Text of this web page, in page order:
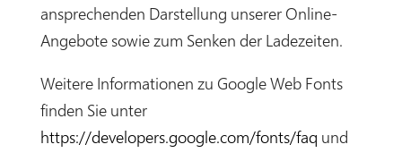
ansprechenden Darstellung unserer Online-
Angebote sowie zum Senken der Ladezeiten.
Weitere Informationen zu Google Web Fonts
finden Sie unter
https://developers.google.com/fonts/faq und